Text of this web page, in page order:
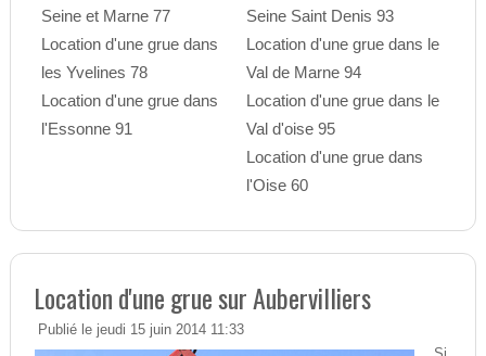
Seine et Marne 77
Location d'une grue dans
les Yvelines 78
Location d'une grue dans
l'Essonne 91
Seine Saint Denis 93
Location d'une grue dans le
Val de Marne 94
Location d'une grue dans le
Val d'oise 95
Location d'une grue dans
l'Oise 60
Location d'une grue sur Aubervilliers
Publié le jeudi 15 juin 2014 11:33